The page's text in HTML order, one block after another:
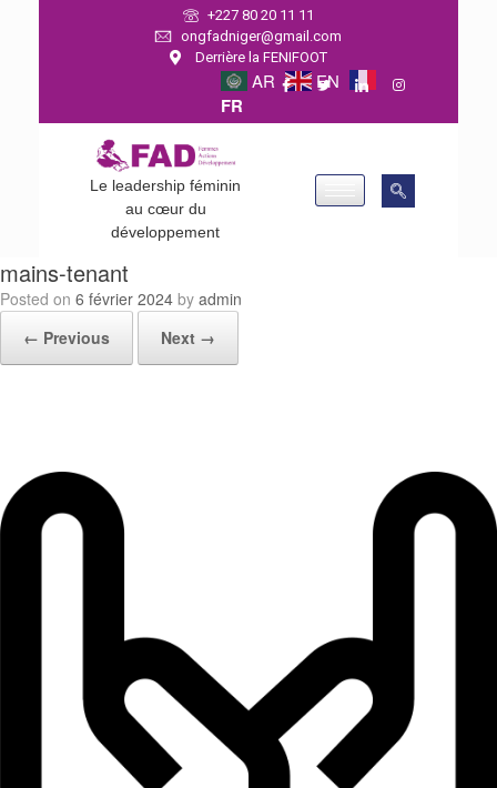
+227 80 20 11 11
ongfadniger@gmail.com
Derrière la FENIFOOT
AR EN
FR
Le leadership féminin
au cœur du
développement
mains-tenant
Posted on 6 février 2024 by admin
← Previous
Next →